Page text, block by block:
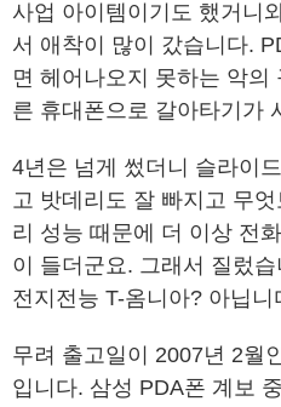
사업 아이템이기도 했거니
서 애착이 많이 갔습니다.
면 헤어나오지 못하는 악
른 휴대폰으로 갈아타기가
4년은 넘게 썼더니 슬라이
고 밧데리도 잘 빠지고 무
리 성능 때문에 더 이상 전
이 들더군요. 그래서 질렀
전지전능 T-옴니아? 아닙니
무려 출고일이 2007년 2월
입니다. 삼성 PDA폰 계보